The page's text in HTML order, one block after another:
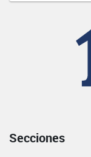
Secciones